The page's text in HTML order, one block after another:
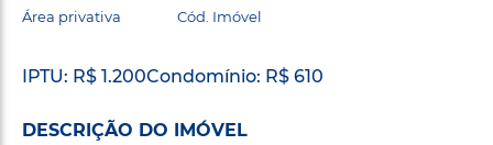
Área privativa Cód. Imóvel
IPTU: R$ 1.200Condomínio: R$ 610
DESCRIÇÃO DO IMÓVEL